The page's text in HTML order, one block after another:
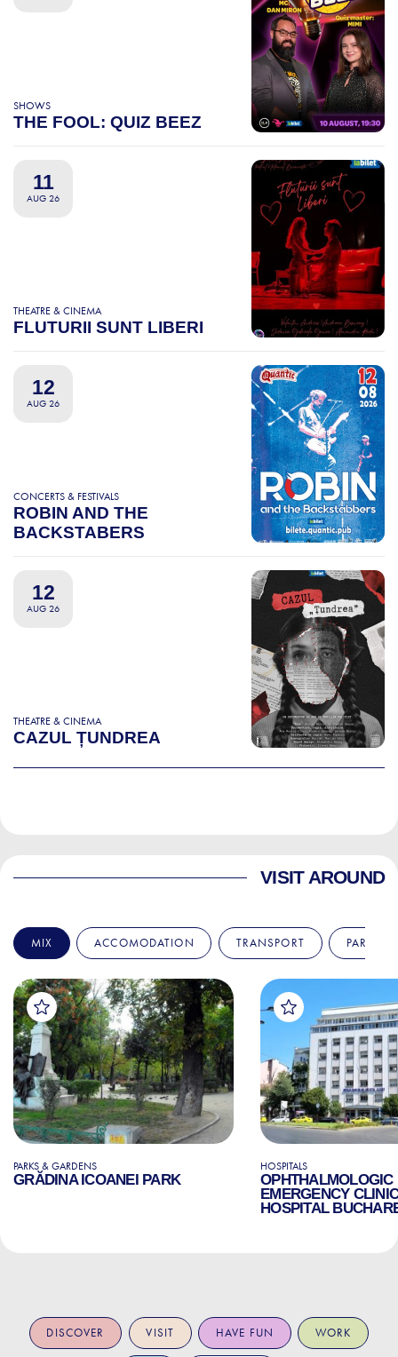
SHOWS
THE FOOL: QUIZ BEEZ
11
AUG 26
THEATRE & CINEMA
FLUTURII SUNT LIBERI
12
AUG 26
CONCERTS & FESTIVALS
ROBIN AND THE
BACKSTABERS
12
AUG 26
THEATRE & CINEMA
CAZUL ȚUNDREA
VISIT AROUND
MIX ACCOMODATION TRANSPORT PARKS
PARKS & GARDENS
GRĂDINA ICOANEI PARK
HOSPITALS
OPHTHALMOLOGIC
EMERGENCY
HOSPITAL
DISCOVER VISIT HAVE FUN WORK